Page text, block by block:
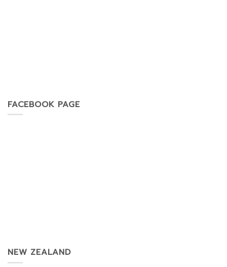
FACEBOOK PAGE
NEW ZEALAND